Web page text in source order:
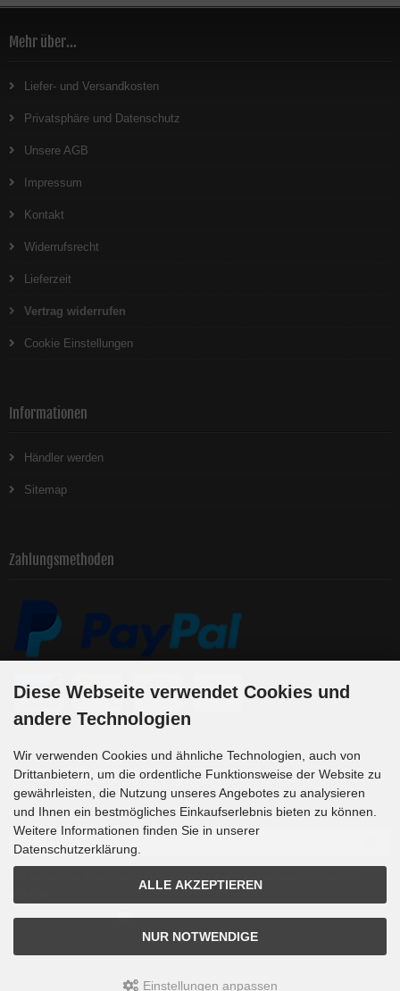
Mehr über...
Liefer- und Versandkosten
Privatsphäre und Datenschutz
Unsere AGB
Impressum
Kontakt
Widerrufsrecht
Lieferzeit
Vertrag widerrufen
Cookie Einstellungen
Informationen
Händler werden
Sitemap
Zahlungsmethoden
Newsletter-Anmeldung
E-Mail-Adresse:
Der Newsletter kann jederzeit hier oder in Ihrem Kundenkonto abbestellt
Diese Webseite verwendet Cookies und
andere Technologien
Wir verwenden Cookies und ähnliche Technologien, auch von
Drittanbietern, um die ordentliche Funktionsweise der Website zu
gewährleisten, die Nutzung unseres Angebotes zu analysieren
und Ihnen ein bestmögliches Einkaufserlebnis bieten zu können.
Weitere Informationen finden Sie in unserer
Datenschutzerklärung.
ALLE AKZEPTIEREN
NUR NOTWENDIGE
Einstellungen anpassen